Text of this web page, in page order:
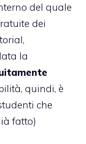
del quale
dei
la
quindi, è
che
fatto)